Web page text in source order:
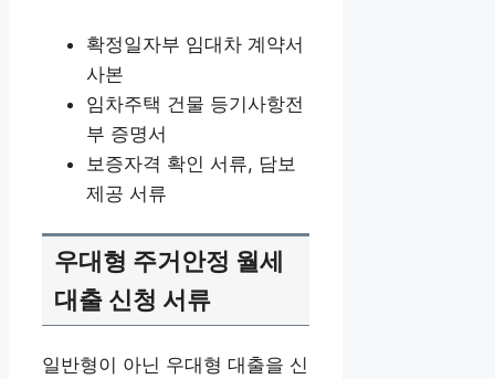
확정일자부 임대차 계약서
사본
임차주택 건물 등기사항전
부 증명서
보증자격 확인 서류, 담보
제공 서류
우대형 주거안정 월세
대출 신청 서류
일반형이 아닌 우대형 대출을 신